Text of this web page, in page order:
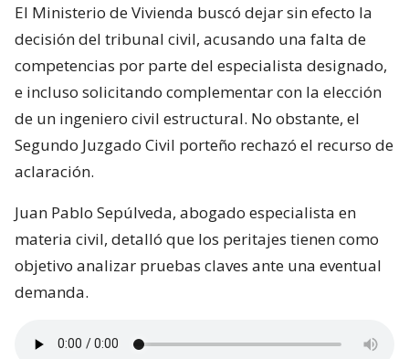
El Ministerio de Vivienda buscó dejar sin efecto la
decisión del tribunal civil, acusando una falta de
competencias por parte del especialista designado,
e incluso solicitando complementar con la elección
de un ingeniero civil estructural. No obstante, el
Segundo Juzgado Civil porteño rechazó el recurso de
aclaración.
Juan Pablo Sepúlveda, abogado especialista en
materia civil, detalló que los peritajes tienen como
objetivo analizar pruebas claves ante una eventual
demanda.